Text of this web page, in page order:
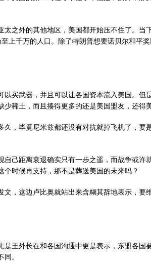
太之外的其他地区，美国都开始压不住了。当
上千万的人口。除了特朗普想要诺贝尔和平
以买武器，并且可以让各国资本流入美国。但
稀土，而且揍得更多的还是美国盟友，还得
久，毕竟尼米兹都还没有对抗就掉飞机了，要
自己距离衰退确实只有一步之遥，而战争或许
个时候再支持，那不是葬送美国的未来吗？
文，这边卢比奥就站出来含糊其辞地表示，要
是王外长在和各国沟通中更是表示，东盟各国
。